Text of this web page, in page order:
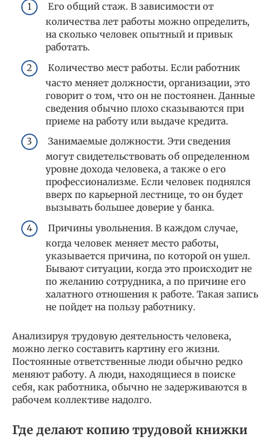
Его общий стаж. В зависимости от
количества лет работы можно определить,
на сколько человек опытный и привык
работать.
Количество мест работы. Если работник
часто меняет должности, организации, это
говорит о том, что он не постоянен. Данные
сведения обычно плохо сказываются при
приеме на работу или выдаче кредита.
Занимаемые должности. Эти сведения
могут свидетельствовать об определенном
уровне дохода человека, а также о его
профессионализме. Если человек поднялся
вверх по карьерной лестнице, то он будет
вызывать большее доверие у банка.
Причины увольнения. В каждом случае,
когда человек меняет место работы,
указывается причина, по которой он ушел.
Бывают ситуации, когда это происходит не
по желанию сотрудника, а по причине его
халатного отношения к работе. Такая запись
не пойдет на пользу работнику.
Анализируя трудовую деятельность человека,
можно легко составить картину его жизни.
Постоянные ответственные люди обычно редко
меняют работу. А люди, находящиеся в поиске
себя, как работника, обычно не задерживаются в
рабочем коллективе надолго.
Где делают копию трудовой книжки